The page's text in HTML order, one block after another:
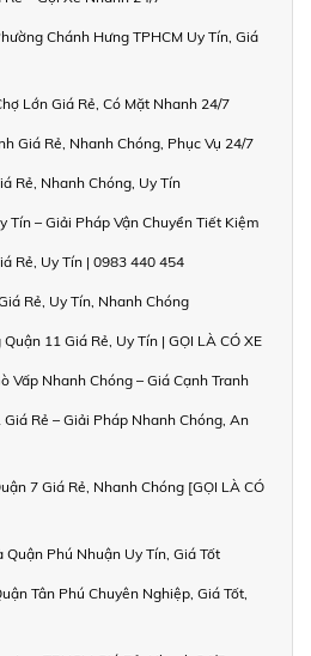
Chánh Hưng TPHCM Uy Tín, Giá
Lớn Giá Rẻ, Có Mặt Nhanh 24/7
Giá Rẻ, Nhanh Chóng, Phục Vụ 24/7
Rẻ, Nhanh Chóng, Uy Tín
Tín – Giải Pháp Vận Chuyển Tiết Kiệm
Rẻ, Uy Tín | 0983 440 454
Rẻ, Uy Tín, Nhanh Chóng
11 Giá Rẻ, Uy Tín | GỌI LÀ CÓ XE
Vấp Nhanh Chóng – Giá Cạnh Tranh
Rẻ – Giải Pháp Nhanh Chóng, An
7 Giá Rẻ, Nhanh Chóng [GỌI LÀ CÓ
Quận Phú Nhuận Uy Tín, Giá Tốt
Tân Phú Chuyên Nghiệp, Giá Tốt,